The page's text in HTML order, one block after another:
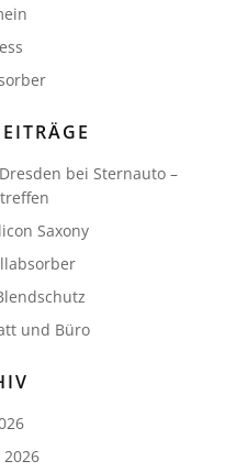
bei Sternauto –
Saxony
und Büro